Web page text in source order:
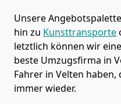
Unsere
hin zu Kunsttransporte
letztlich können wir
beste Umzugsfirma in
Fahrer in Velten
immer wieder.